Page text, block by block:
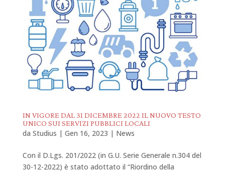
IN VIGORE DAL 31 DICEMBRE 2022 IL NUOVO TESTO
UNICO SUI SERVIZI PUBBLICI LOCALI
da Studius | Gen 16, 2023 | News
Con il D.Lgs. 201/2022 (in G.U. Serie Generale n.304 del
30-12-2022) è stato adottato il “Riordino della